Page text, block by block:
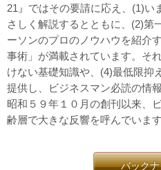
21』ではその要請に応え、(1)い
さしく解説するとともに、(2)第
ーソンのプロのノウハウを紹介
事術」が満載されています。そ
けない基礎知識や、(4)最低限抑
提供し、ビジネスマン必読の情
昭和５９年１０月の創刊以来、
齢層で大きな反響を呼んでいます
バック